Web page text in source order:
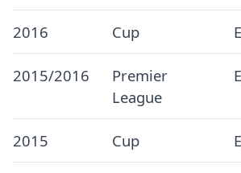
2016 Cup
2015/2016
Premier
League
2015 Cup